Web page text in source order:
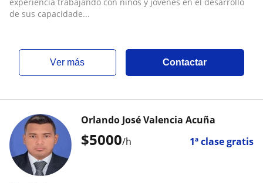
de sus capacidade...
ver más Contactar
$5000/h 1ª clase gratis
Orlando José Valencia Acuña